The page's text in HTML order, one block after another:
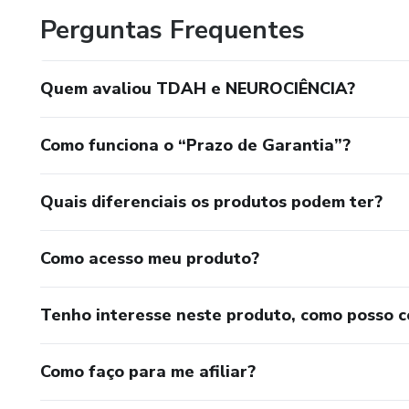
Perguntas Frequentes
Quem avaliou TDAH e NEUROCIÊNCIA?
Como funciona o “Prazo de Garantia”?
Quais diferenciais os produtos podem ter?
Como acesso meu produto?
Tenho interesse neste produto, como posso
Como faço para me afiliar?